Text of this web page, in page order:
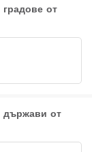
от
държави от